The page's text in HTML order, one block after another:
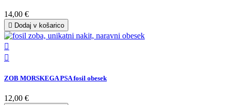
14,00 €
 Dodaj v košarico


ZOB MORSKEGA PSA fosil obesek
12,00 €